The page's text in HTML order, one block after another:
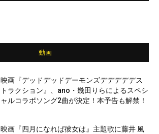
動画
映画『デッドデッドデーモンズデデデデデス
トラクション』、ano・幾田りらによるスペシ
ャルコラボソング2曲が決定！本予告も解禁！
映画『四月になれば彼女は』主題歌に藤井 風